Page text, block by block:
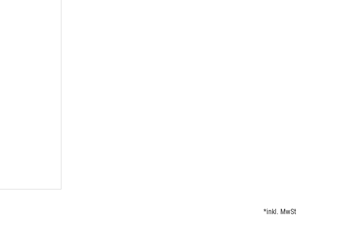
*inkl. MwSt